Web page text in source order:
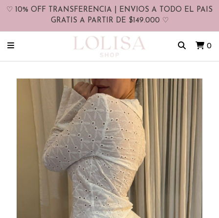
♡ 10% OFF TRANSFERENCIA | ENVIOS A TODO EL PAIS
GRATIS A PARTIR DE $149.000 ♡
0